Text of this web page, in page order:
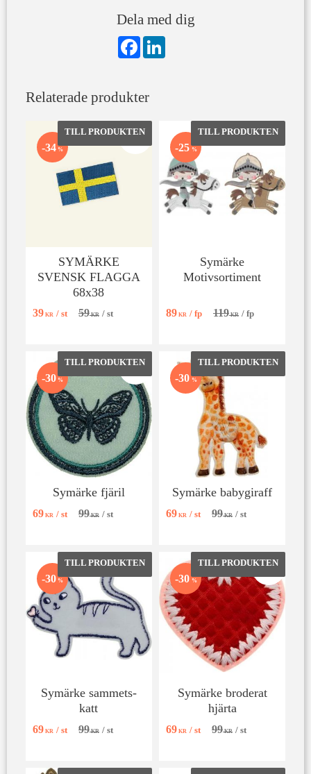
Dela med dig
F
o
k
L
Relaterade produkter
SYMÄRKE
SVENSK FLAGGA
68x38
39KR / st 59KR / st
34 % Lägg till i favoriter
Symärke
Motivsortiment
89 KR / fp 119KR / fp
25 % Lägg till
Symärke fjäril
69KR / st 99KR / st
30 % Lägg till i favoriter
Symärke babygiraff
69 KR / st 99KR / st
30 % Lägg till
Symärke sammets-
katt
69KR / st 99KR / st
30 % Lägg till i favoriter
Symärke broderat
hjärta
69 KR / st 99KR / st
30 % Lägg till